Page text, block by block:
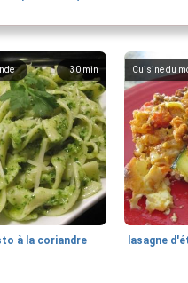
30 min
à la coriandre
Cuisine du
lasagne